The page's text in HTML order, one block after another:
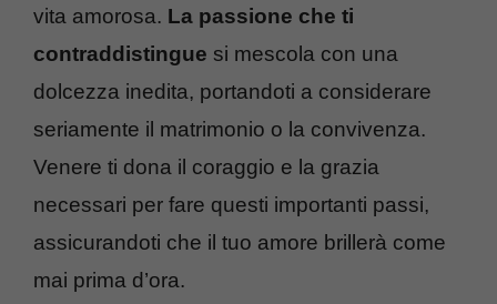
vita amorosa. La passione che ti
contraddistingue si mescola con una
dolcezza inedita, portandoti a considerare
seriamente il matrimonio o la convivenza.
Venere ti dona il coraggio e la grazia
necessari per fare questi importanti passi,
assicurandoti che il tuo amore brillerà come
mai prima d’ora.